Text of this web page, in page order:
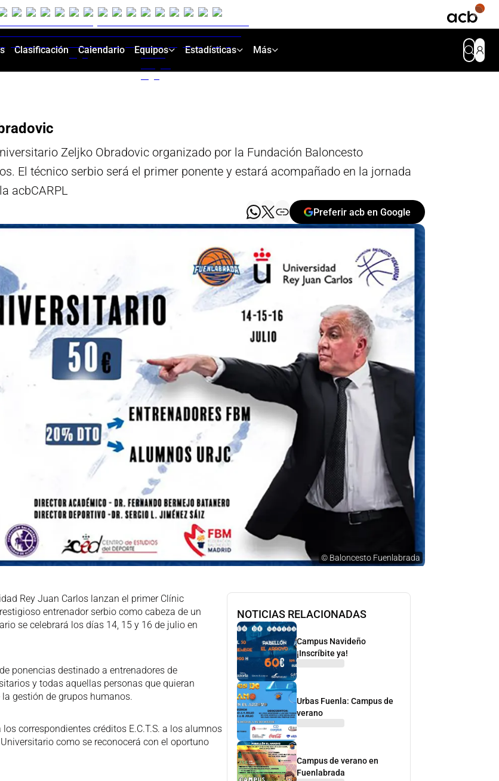
Clasificación Calendario Equipos Estadísticas Más
Zeljko Obradovic organizado por la Fundación Baloncesto
El técnico serbio será el primer ponente y estará acompañado en la jornada
acbCARPL
Preferir acb en Google
© Baloncesto Fuenlabrada
Rey Juan Carlos lanzan el primer Clínic
entrenador serbio como cabeza de un
se celebrará los días 14, 15 y 16 de julio en
ponencias destinado a entrenadores de
y todas aquellas personas que quieran
gestión de grupos humanos.
correspondientes créditos E.C.T.S. a los alumnos
como se reconocerá con el oportuno
NOTICIAS RELACIONADAS
Campus Navideño
¡Inscríbite ya!
Urbas Fuenla: Campus de
verano
Campus de verano en
Fuenlabrada